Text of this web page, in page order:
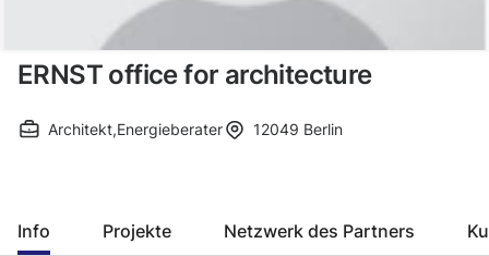
ERNST office for architecture
Architekt,Energieberater 12049 Berlin
Info Projekte Netzwerk des Partners